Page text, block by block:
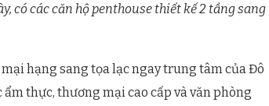
có các căn hộ penthouse thiết kế 2 tầng sang
hạng sang tọa lạc ngay trung tâm của Đô
thực, thương mại cao cấp và văn phòng